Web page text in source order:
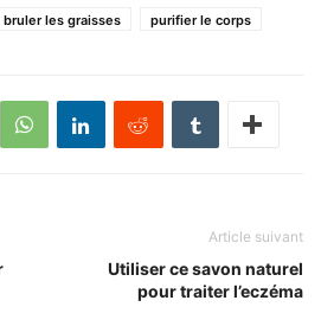
bruler les graisses purifier le corps
Article suivant
Utiliser ce savon naturel
pour traiter l’eczéma